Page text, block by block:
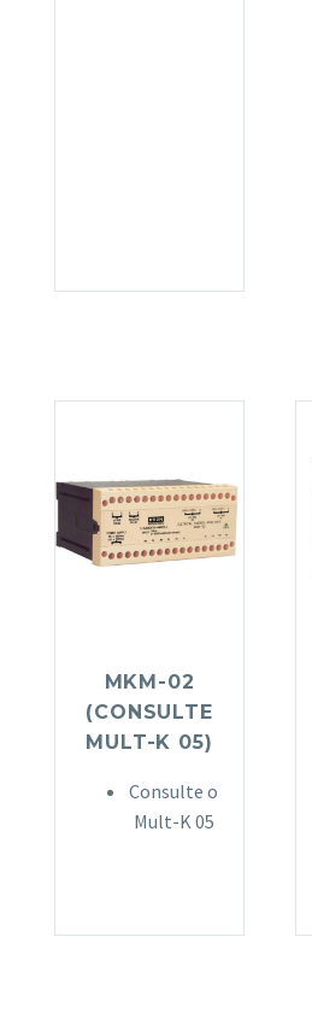
MKM-02
(CONSULTE
MULT-K 05)
Consulte o
Mult-K 05